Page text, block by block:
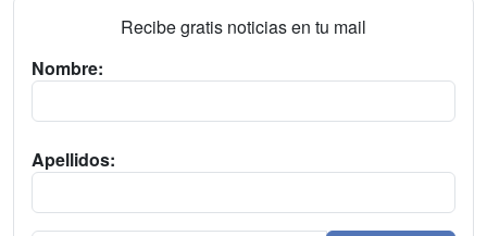
Recibe gratis noticias en tu mail
Nombre:
Apellidos: